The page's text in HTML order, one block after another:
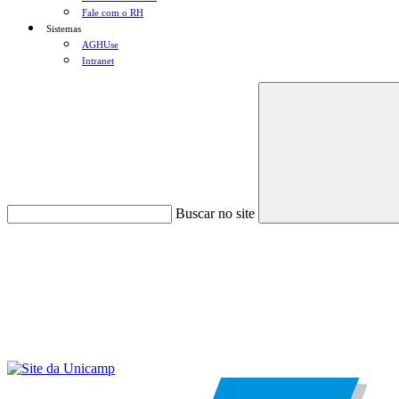
Fale com o RH
Sistemas
AGHUse
Intranet
Buscar no site